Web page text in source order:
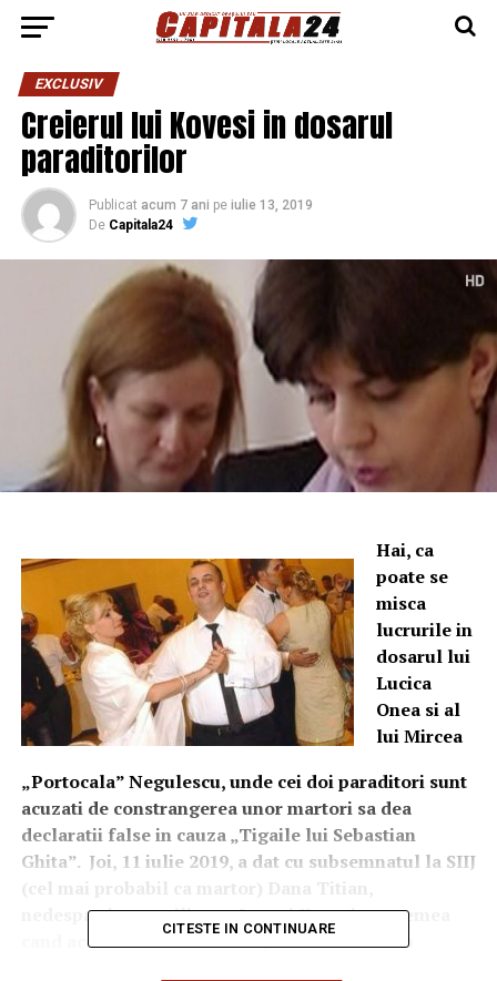
EXCLUSIV
Creierul lui Kovesi in dosarul
paraditorilor
Publicat acum 7 ani pe iulie 13, 2019
De Capitala24
Hai, ca
poate se
misca
lucrurile in
dosarul lui
Lucica
Onea si al
lui Mircea
„Portocala” Negulescu, unde cei doi paraditori sunt
acuzati de constrangerea unor martori sa dea
declaratii false in cauza „Tigaile lui Sebastian
Ghita”. Joi, 11 iulie 2019, a dat cu subsemnatul la SIIJ
nedespartita consiliera a Laurei Kovesi pe vremea
cand aceasta conducea DNA, cunoscuta si sub
CITESTE IN CONTINUARE